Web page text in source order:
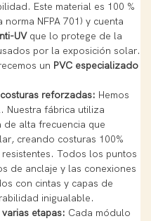
Este material es 100 %
NFPA 701) y cuenta
UVque lo protege de la
​​por la exposición solar.
un PVC especializado
reforzadas: Hemos
Nuestra fábrica utiliza
de alta frecuencia que
creando costuras 100%
Todos los puntos
de anclaje y las conexiones
con cintas y capas de
inigualable.
etapas: Cada módulo